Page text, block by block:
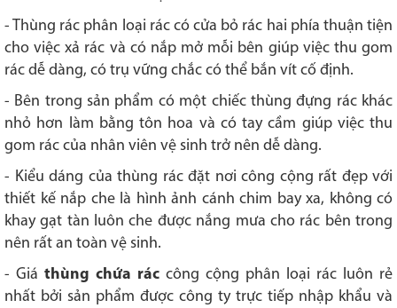
- Thùng rác phân loại rác có cửa bỏ rác hai phía thuận tiện
cho việc xả rác và có nắp mở mỗi bên giúp việc thu gom
rác dễ dàng, có trụ vững chắc có thể bắn vít cố định.
- Bên trong sản phẩm có một chiếc thùng đựng rác khác
nhỏ hơn làm bằng tôn hoa và có tay cầm giúp việc thu
gom rác của nhân viên vệ sinh trở nên dễ dàng.
- Kiểu dáng của thùng rác đặt nơi công cộng rất đẹp với
thiết kế nắp che là hình ảnh cánh chim bay xa, không có
khay gạt tàn luôn che được nắng mưa cho rác bên trong
nên rất an toàn vệ sinh.
- Giá thùng chứa rác công cộng phân loại rác luôn rẻ
nhất bởi sản phẩm được công ty trực tiếp nhập khẩu và